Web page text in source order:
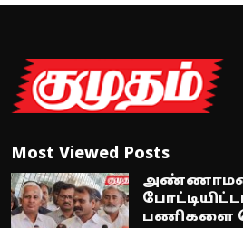
Most Viewed Posts
பணிகளை